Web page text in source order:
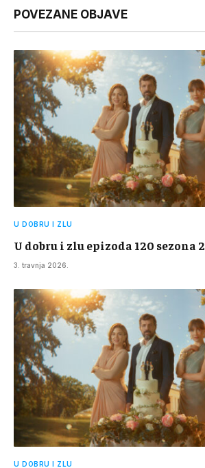
POVEZANE OBJAVE
U DOBRU I ZLU
U dobru i zlu epizoda 120 sezona 2
3. travnja 2026.
U DOBRU I ZLU